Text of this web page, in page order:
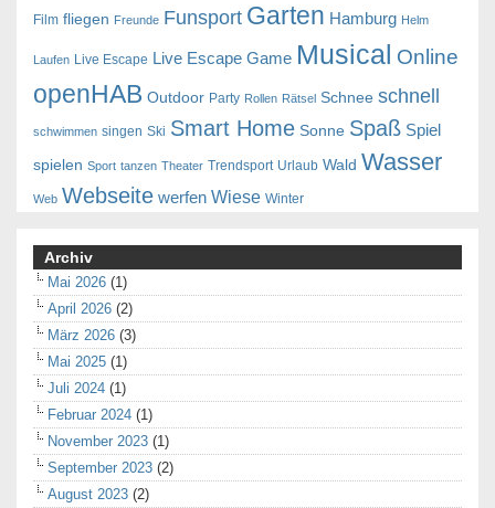
Film fliegen Freunde Funsport Garten Hamburg Helm
Laufen Live Escape Live Escape Game Musical Online
openHAB Outdoor Party Rollen Rätsel Schnee schnell
schwimmen singen Ski Smart Home Sonne Spaß Spiel
spielen Sport tanzen Theater Trendsport Urlaub Wald Wasser
Web Webseite werfen Wiese Winter
Archiv
Mai 2026 (1)
April 2026 (2)
März 2026 (3)
Mai 2025 (1)
Juli 2024 (1)
Februar 2024 (1)
November 2023 (1)
September 2023 (2)
August 2023 (2)